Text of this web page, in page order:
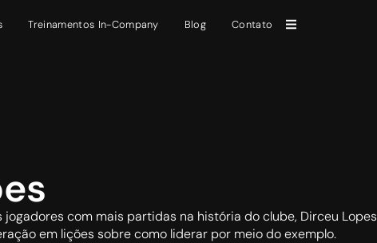
Treinamentos In-Company Blog Contato
com mais partidas na história do clube, Dirceu Lopes
em lições sobre como liderar por meio do exemplo.